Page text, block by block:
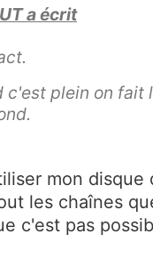
a écrit
c'est plein on fait
mon disque
les chaînes
c'est pas